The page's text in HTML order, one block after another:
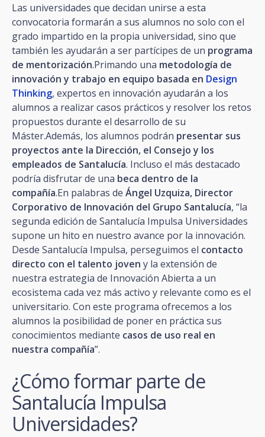
Las universidades que decidan unirse a esta
convocatoria formarán a sus alumnos no solo con el
grado impartido en la propia universidad, sino que
también les ayudarán a ser partícipes de un programa
de mentorización.Primando una metodología de
innovación y trabajo en equipo basada en Design
Thinking, expertos en innovación ayudarán a los
alumnos a realizar casos prácticos y resolver los retos
propuestos durante el desarrollo de su
Máster.Además, los alumnos podrán presentar sus
proyectos ante la Dirección, el Consejo y los
empleados de Santalucía. Incluso el más destacado
podría disfrutar de una beca dentro de la
compañía.En palabras de Ángel Uzquiza, Director
Corporativo de Innovación del Grupo Santalucía, “la
segunda edición de Santalucía Impulsa Universidades
supone un hito en nuestro avance por la innovación.
Desde Santalucía Impulsa, perseguimos el contacto
directo con el talento joven y la extensión de
nuestra estrategia de Innovación Abierta a un
ecosistema cada vez más activo y relevante como es el
universitario. Con este programa ofrecemos a los
alumnos la posibilidad de poner en práctica sus
conocimientos mediante casos de uso real en
nuestra compañía”.
¿Cómo formar parte de
Santalucía Impulsa
Universidades?